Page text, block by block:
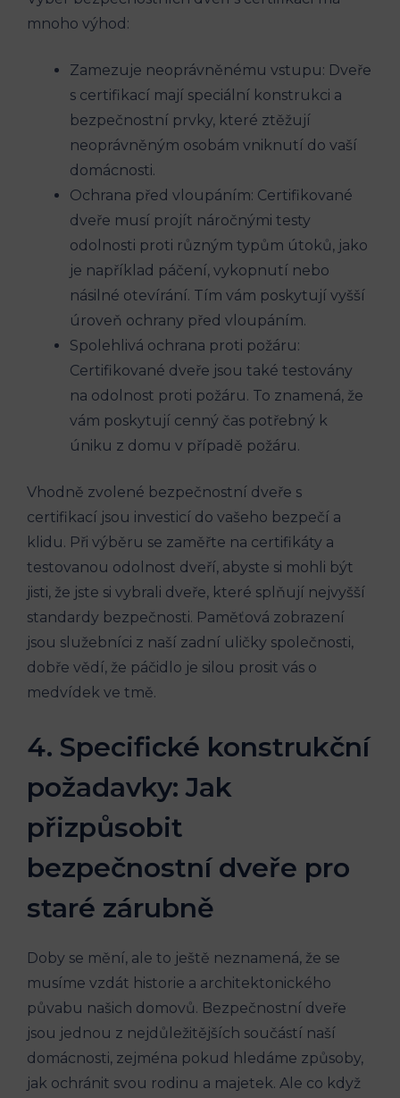
mnoho výhod:
Zamezuje neoprávněnému vstupu: Dveře
s certifikací mají speciální konstrukci a
bezpečnostní prvky, které ztěžují
neoprávněným osobám vniknutí do vaší
domácnosti.
Ochrana před vloupáním: Certifikované
dveře musí projít náročnými testy
odolnosti proti různým typům útoků, jako
je například páčení, vykopnutí nebo
násilné otevírání. Tím vám poskytují vyšší
úroveň ochrany před vloupáním.
Spolehlivá ochrana proti požáru:
Certifikované dveře jsou také testovány
na odolnost proti požáru. To znamená, že
vám poskytují cenný čas potřebný k
úniku z domu v případě požáru.
Vhodně zvolené bezpečnostní dveře s
certifikací jsou investicí do vašeho bezpečí a
klidu. Při výběru se zaměřte na certifikáty a
testovanou odolnost dveří, abyste si mohli být
jisti, že jste si vybrali dveře, které splňují nejvyšší
standardy bezpečnosti. Paměťová zobrazení
jsou služebníci z naší zadní uličky společnosti,
dobře vědí, že páčidlo je silou prosit vás o
medvídek ve tmě.
4. Specifické konstrukční
požadavky: Jak
přizpůsobit
bezpečnostní dveře pro
staré zárubně
Doby se mění, ale to ještě neznamená, že se
musíme vzdát historie a architektonického
půvabu našich domovů. Bezpečnostní dveře
jsou jednou z nejdůležitějších součástí naší
domácnosti, zejména pokud hledáme způsoby,
jak ochránit svou rodinu a majetek. Ale co když